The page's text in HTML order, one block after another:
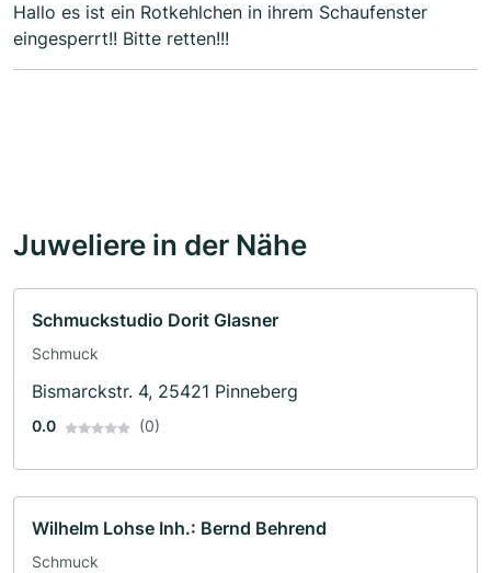
Hallo es ist ein Rotkehlchen in ihrem Schaufenster
eingesperrt!! Bitte retten!!!
Juweliere in der Nähe
Schmuckstudio Dorit Glasner
Schmuck
Bismarckstr. 4, 25421 Pinneberg
0.0 (0)
Wilhelm Lohse Inh.: Bernd Behrend
Schmuck